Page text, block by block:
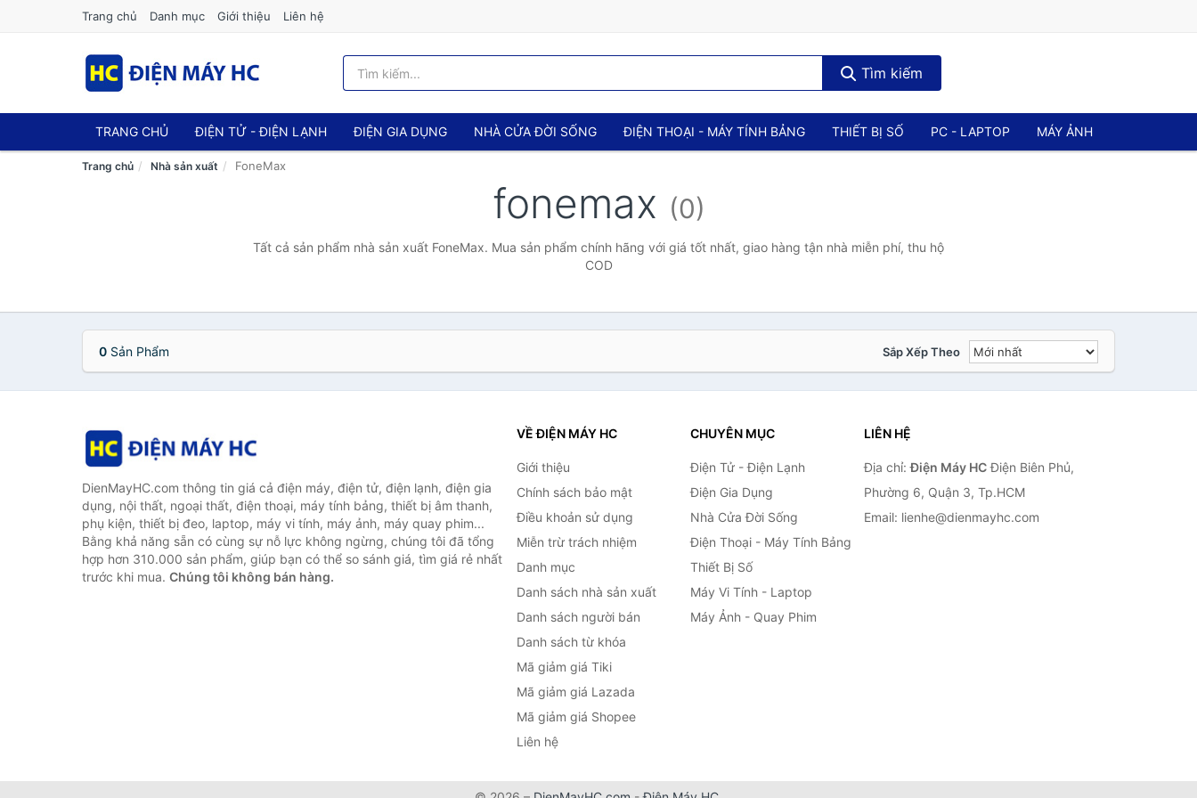
Trang chủ Danh mục Giới thiệu Liên hệ
Tìm kiếm
TRANG CHỦ ĐIỆN TỬ - ĐIỆN LẠNH ĐIỆN GIA DỤNG NHÀ CỬA ĐỜI SỐNG ĐIỆN THOẠI - MÁY TÍNH BẢNG THIẾT BỊ SỐ PC - LAPTOP MÁY ẢNH
Trang chủ Nhà sản xuất FoneMax
fonemax (0)
Tất cả sản phẩm nhà sản xuất FoneMax. Mua sản phẩm chính hãng với giá tốt nhất, giao hàng tận nhà miễn phí, thu hộ
COD
0 Sản Phẩm Sắp Xếp Theo
DienMayHC.com thông tin giá cả điện máy, điện tử, điện lạnh, điện gia
dụng, nội thất, ngoại thất, điện thoại, máy tính bảng, thiết bị âm thanh,
phụ kiện, thiết bị đeo, laptop, máy vi tính, máy ảnh, máy quay phim...
Bằng khả năng sẵn có cùng sự nỗ lực không ngừng, chúng tôi đã tổng
hợp hơn 310.000 sản phẩm, giúp bạn có thể so sánh giá, tìm giá rẻ nhất
trước khi mua. Chúng tôi không bán hàng.
VỀ ĐIỆN MÁY HC
Giới thiệu
Chính sách bảo mật
Điều khoản sử dụng
Miễn trừ trách nhiệm
Danh mục
Danh sách nhà sản xuất
Danh sách người bán
Danh sách từ khóa
Mã giảm giá Tiki
Mã giảm giá Lazada
Mã giảm giá Shopee
Liên hệ
CHUYÊN MỤC
Điện Tử - Điện Lạnh
Điện Gia Dụng
Nhà Cửa Đời Sống
Điện Thoại - Máy Tính Bảng
Thiết Bị Số
Máy Vi Tính - Laptop
Máy Ảnh - Quay Phim
LIÊN HỆ
Địa chỉ:Điện Máy HCĐiện Biên Phủ,
Phường 6, Quận 3, Tp.HCM
Email: lienhe@dienmayhc.com